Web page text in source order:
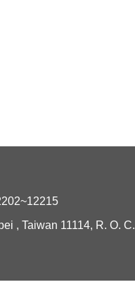
, Taiwan 11114, R. O. C.